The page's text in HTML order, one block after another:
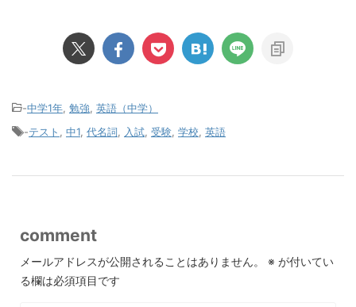
-中学1年 勉強 英語（中学）
-テスト 中1 代名詞 入試 受験 学校 英語
comment
メールアドレスが公開されることはありません。 ※ が付いてい
る欄は必須項目です